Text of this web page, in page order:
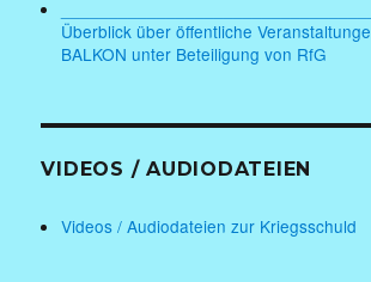
Überblick über öffentliche
BALKON unter Beteiligung von RfG
VIDEOS / AUDIODATEIEN
Videos / Audiodateien zur Kriegsschuld